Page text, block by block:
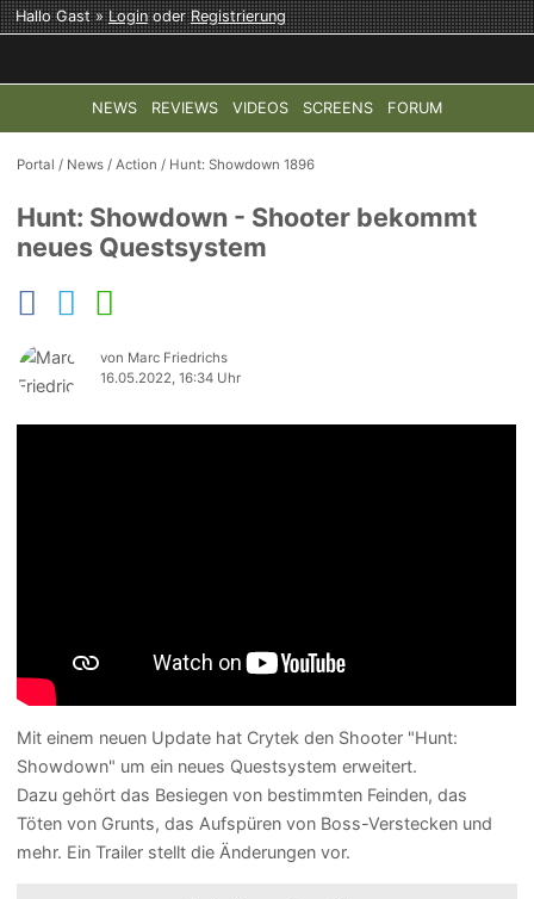
Hallo Gast »LoginoderRegistrierung
NEWS REVIEWS VIDEOS SCREENS FORUM
TOP-THEMEN: COD: MODERN WARFARE 4 HALO:
Portal / News /Action / Hunt: Showdown 1896
Hunt: Showdown - Shooter bekommt
neues Questsystem
von Marc Friedrichs
16.05.2022, 16:34 Uhr
Mit einem neuen Update hat Crytek den Shooter "Hunt:
Showdown" um ein neues Questsystem erweitert.
Dazu gehört das Besiegen von bestimmten Feinden, das
Töten von Grunts, das Aufspüren von Boss-Verstecken und
mehr. Ein Trailer stellt die Änderungen vor.